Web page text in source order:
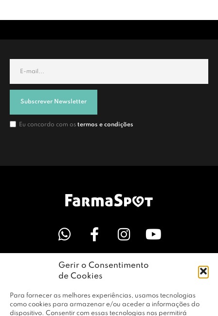
Gerir o Consentimento
de Cookies
Para fornecer as melhores experiências, usamos tecnologias
como cookies para armazenar e/ou aceder a informações do
dispositivo. Consentir com essas tecnologias nos permitirá
Subscrever Newsletter
Eu concordo com os termos e condições
LINKS ÚTEIS
EMPRESA